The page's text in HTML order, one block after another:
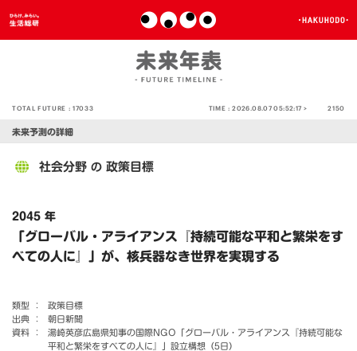
TOTAL FUTURE :17033 TIME :2026.08.07 05:52:17 > 2150
未来予測の詳細
社会分野 の 政策目標
2045 年
「グローバル・アライアンス『持続可能な平和と繁栄をす
べての人に』」が、核兵器なき世界を実現する
類型 ：
政策目標
出典 ：
朝日新聞
資料 ：
湯崎英彦広島県知事の国際NGO「グローバル・アライアンス『持続可能な
平和と繁栄をすべての人に』」設立構想（5日）